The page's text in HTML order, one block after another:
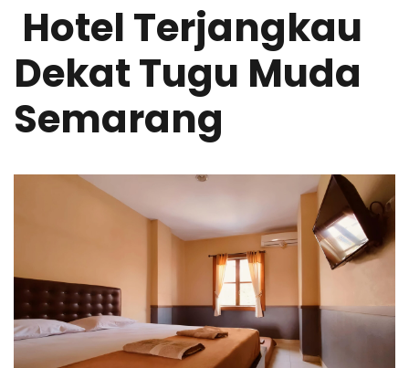
Hotel Terjangkau
Dekat Tugu Muda
Semarang